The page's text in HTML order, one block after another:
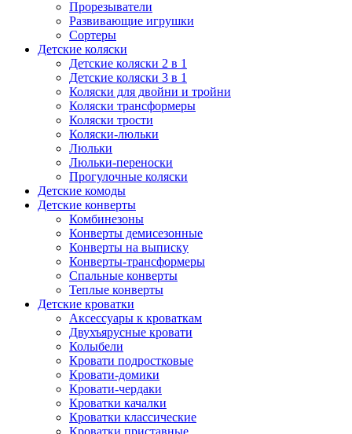
Прорезыватели
Развивающие игрушки
Сортеры
Детские коляски
Детские коляски 2 в 1
Детские коляски 3 в 1
Коляски для двойни и тройни
Коляски трансформеры
Коляски трости
Коляски-люльки
Люльки
Люльки-переноски
Прогулочные коляски
Детские комоды
Детские конверты
Комбинезоны
Конверты демисезонные
Конверты на выписку
Конверты-трансформеры
Спальные конверты
Теплые конверты
Детские кроватки
Аксессуары к кроваткам
Двухъярусные кровати
Колыбели
Кровати подростковые
Кровати-домики
Кровати-чердаки
Кроватки качалки
Кроватки классические
Кроватки приставные